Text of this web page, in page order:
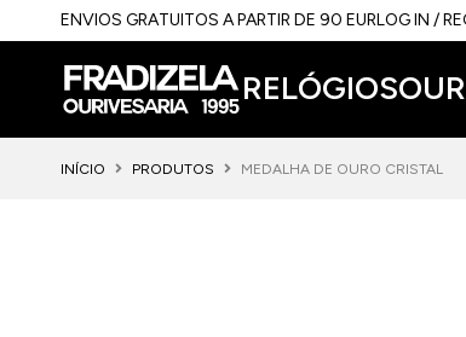
ENVIOS GRATUITOS A PARTIR DE 90 EURLOG IN /
RELÓGIOS
INÍCIO PRODUTOS MEDALHA DE OURO CRISTAL